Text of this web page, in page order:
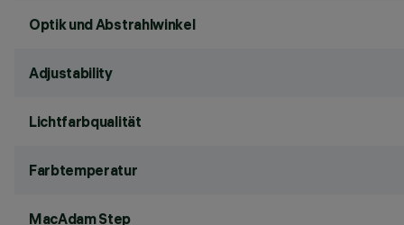
Optik und Abstrahlwinkel
Adjustability
Lichtfarbqualität
Farbtemperatur
MacAdam Step